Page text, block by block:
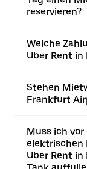
reservieren?
Welche
Uber Rent
Stehen
Frankfurt
Muss ich
elektrischen
Uber Rent